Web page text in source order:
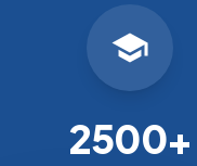
school
2500+